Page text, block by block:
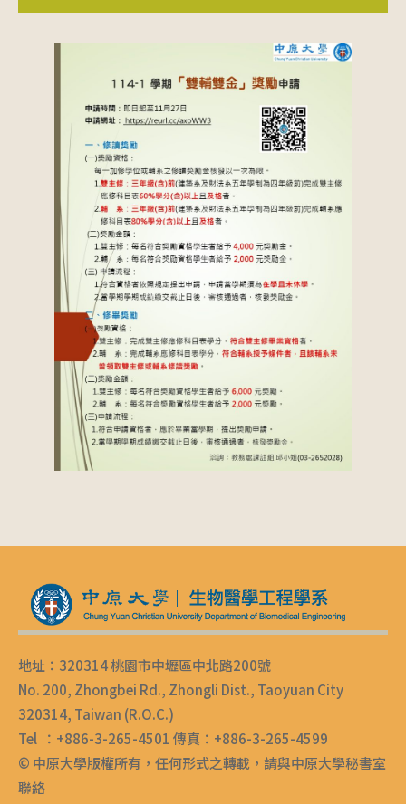
地址：320314 桃園市中壢區中北路200號
No. 200, Zhongbei Rd., Zhongli Dist., Taoyuan City
320314, Taiwan (R.O.C.)
Tel ：+886-3-265-4501 傳真：+886-3-265-4599
© 中原大學版權所有，任何形式之轉載，請與中原大學秘書室
聯絡